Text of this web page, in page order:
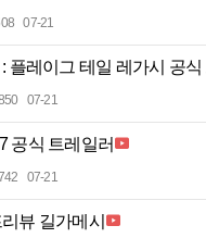
07-21
플레이그 테일 레가시 공식
07-21
공식 트레일러
07-21
뷰 길가메시